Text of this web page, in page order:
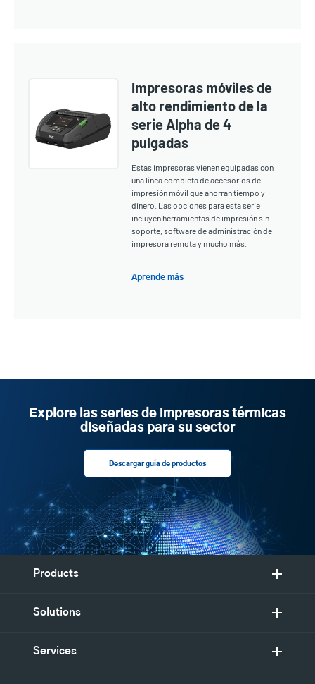
Impresoras móviles de
alto rendimiento de la
serie Alpha de 4
pulgadas
Estas impresoras vienen equipadas con
una línea completa de accesorios de
impresión móvil que ahorran tiempo y
dinero. Las opciones para esta serie
incluyen herramientas de impresión sin
soporte, software de administración de
impresora remota y mucho más.
Aprende más
Explore las series de impresoras térmicas
diseñadas para su sector
Descargar guía de productos
Products
Solutions
Services